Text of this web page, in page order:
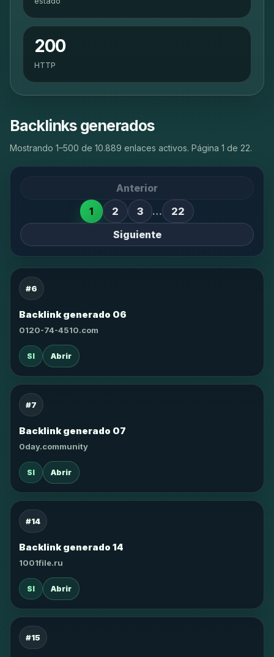
200
HTTP
Backlinks generados
Mostrando 1–500 de 10.889 enlaces activos. Página 1 de 22.
Anterior
1
2 3 …
22
Siguiente
#6
Backlink generado 06
0120-74-4510.com
SI Abrir
#7
Backlink generado 07
0day.community
SI Abrir
#14
Backlink generado 14
1001file.ru
SI Abrir
#15